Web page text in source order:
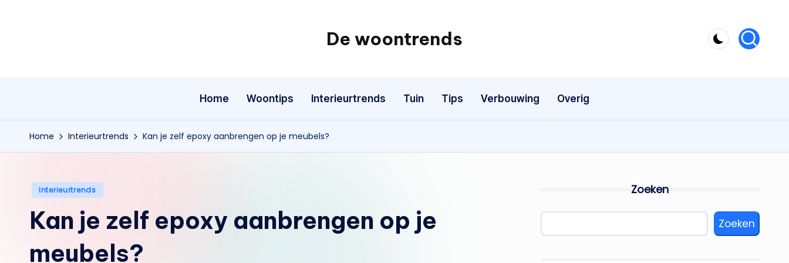
De woontrends
Interieur
blog
Home Woontips Interieurtrends Tuin Tips Verbouwing Overig
Home Interieurtrends Kan je zelf epoxy aanbrengen op je meubels?
Geplaatst
Interieurtrends
Kan je zelf epoxy aanbrengen op je
meubels?
Zoeken
Zoeken